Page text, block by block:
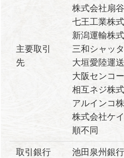
主要取引
先
株式会社扇谷
七王工業株
新潟運輸株
三和シャッ
大垣愛陸運
大阪センコ
相互ネジ株
アルインコ
株式会社ケ
順不同
取引銀行
池田泉州銀